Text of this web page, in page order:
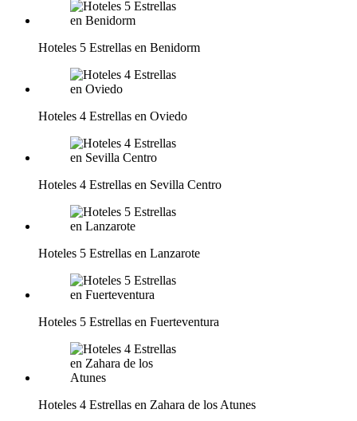
Hoteles 5 Estrellas en Benidorm
Hoteles 4 Estrellas en Oviedo
Hoteles 4 Estrellas en Sevilla Centro
Hoteles 5 Estrellas en Lanzarote
Hoteles 5 Estrellas en Fuerteventura
Hoteles 4 Estrellas en Zahara de los Atunes